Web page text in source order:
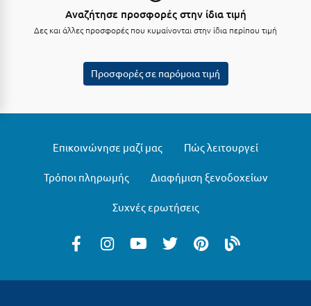
Μυστράς
Νάξος
Νέα Στύρα Εύβοιας
Αναζήτησε προσφορές στην ίδια τιμή
Δες και άλλες προσφορές που κυμαίνονται στην ίδια περίπου τιμή
Προσφορές σε παρόμοια τιμή
Επικοινώνησε μαζί μας Πώς λειτουργεί
Τρόποι πληρωμής Διαφήμιση ξενοδοχείων
Συχνές ερωτήσεις